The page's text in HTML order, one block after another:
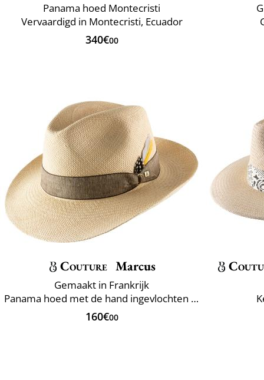
Panama hoed Montecristi
Vervaardigd in Montecristi, Ecuador
340€00
Couture Marcus
Gemaakt in Frankrijk
Panama hoed met de hand ingevlochten Ecuador
160€00